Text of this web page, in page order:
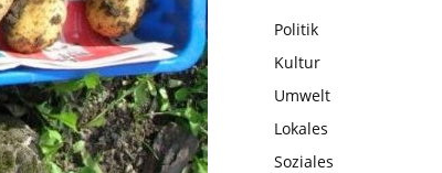
Politik
Kultur
Umwelt
Lokales
Soziales